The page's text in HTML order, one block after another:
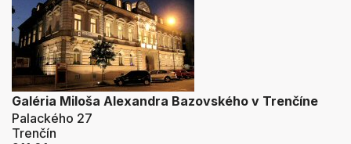
Galéria Miloša Alexandra Bazovského v Trenčíne
Palackého 27
Trenčín